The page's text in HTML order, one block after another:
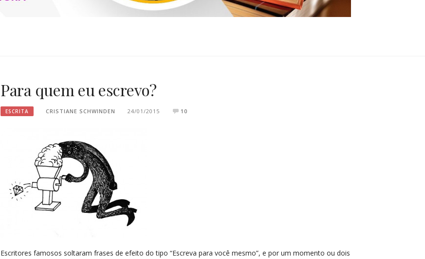
Para quem eu escrevo?
ESCRITA CRISTIANE SCHWINDEN 24/01/2015 10
Escritores famosos soltaram frases de efeito do tipo “Escreva para você mesmo”, e por um momento ou dois